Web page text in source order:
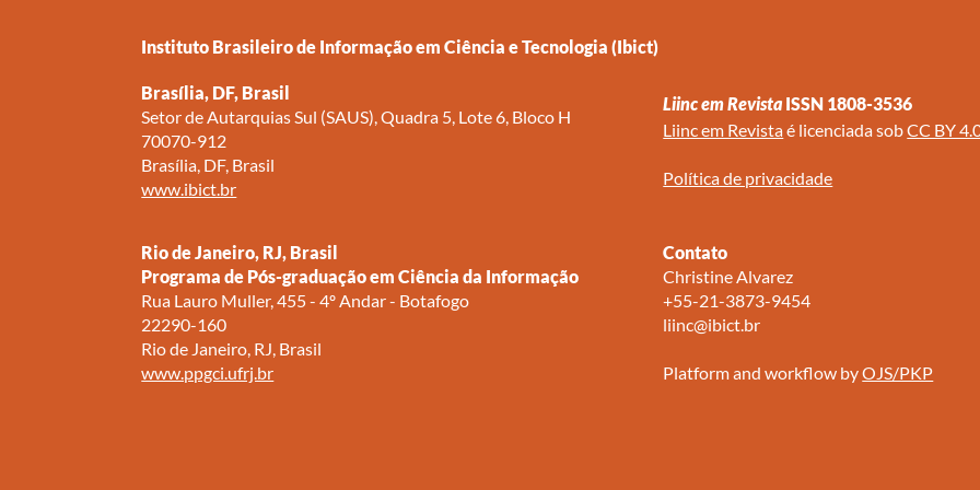
Instituto Brasileiro de Informação em Ciência e Tecnologia (Ibict)
Brasília, DF, Brasil
Setor de Autarquias Sul (SAUS), Quadra 5, Lote 6, Bloco H
70070-912
Brasília, DF, Brasil
www.ibict.br
Liinc em Revista ISSN 1808-3536
Liinc em Revistaé licenciada sobCC BY
Política de privacidade
Rio de Janeiro, RJ, Brasil
Programa de Pós-graduação em Ciência da Informação
Rua Lauro Muller, 455 - 4º Andar - Botafogo
22290-160
Rio de Janeiro, RJ, Brasil
www.ppgci.ufrj.br
Contato
Christine Alvarez
+55-21-3873-9454
liinc@ibict.br
Platform and workflow byOJS/PKP